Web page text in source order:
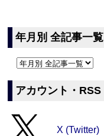
年月別 全記事一覧
アカウント・RSS
X (Twitter)